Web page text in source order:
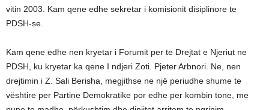
vitin 2003. Kam qene edhe sekretar i komisionit disiplinore te
PDSH-se.
Kam qene edhe nen kryetar i Forumit per te Drejtat e Njeriut ne
PDSH, ku kryetar ka qene I ndjeri Zoti. Pjeter Arbnori. Ne, nen
drejtimin i Z. Sali Berisha, megjithse ne një periudhe shume te
vështire per Partine Demokratike por edhe per kombin tone, me